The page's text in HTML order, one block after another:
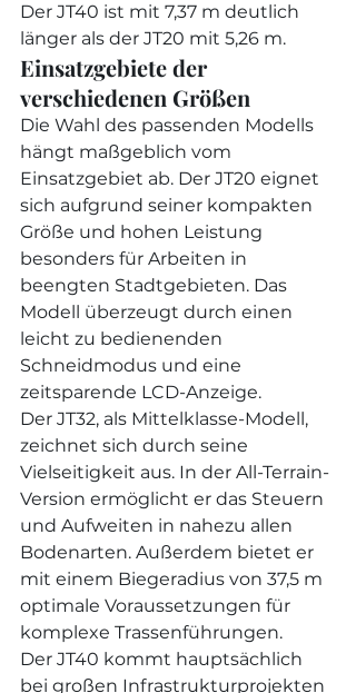
Der JT40 ist mit 7,37 m deutlich
länger als der JT20 mit 5,26 m.
Einsatzgebiete der
verschiedenen Größen
Die Wahl des passenden Modells
hängt maßgeblich vom
Einsatzgebiet ab. Der JT20 eignet
sich aufgrund seiner kompakten
Größe und hohen Leistung
besonders für Arbeiten in
beengten Stadtgebieten. Das
Modell überzeugt durch einen
leicht zu bedienenden
Schneidmodus und eine
zeitsparende LCD-Anzeige.
Der JT32, als Mittelklasse-Modell,
zeichnet sich durch seine
Vielseitigkeit aus. In der All-Terrain-
Version ermöglicht er das Steuern
und Aufweiten in nahezu allen
Bodenarten. Außerdem bietet er
mit einem Biegeradius von 37,5 m
optimale Voraussetzungen für
komplexe Trassenführungen.
Der JT40 kommt hauptsächlich
bei großen Infrastrukturprojekten